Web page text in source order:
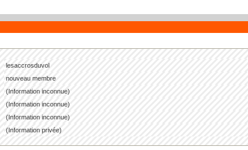
lesaccrosduvol
nouveau membre
(Information inconnue)
(Information inconnue)
(Information inconnue)
(Information privée)